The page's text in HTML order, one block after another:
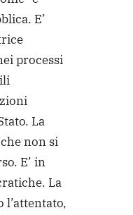
E’
processi
La
non si
E’ in
La